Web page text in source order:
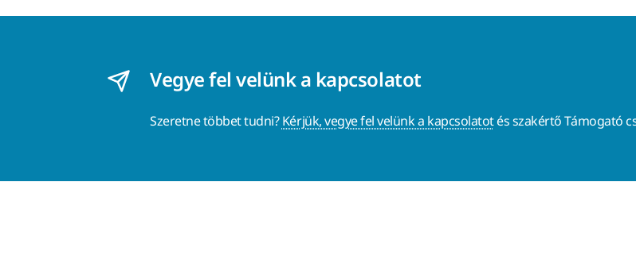
Vegye fel velünk a kapcsolatot
Szeretne többet tudni?Kérjük, vegye fel velünk a kapcsolatotés szakértő Támogató